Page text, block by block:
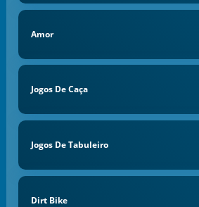
Amor
Jogos De Caça
Jogos De Tabuleiro
Dirt Bike